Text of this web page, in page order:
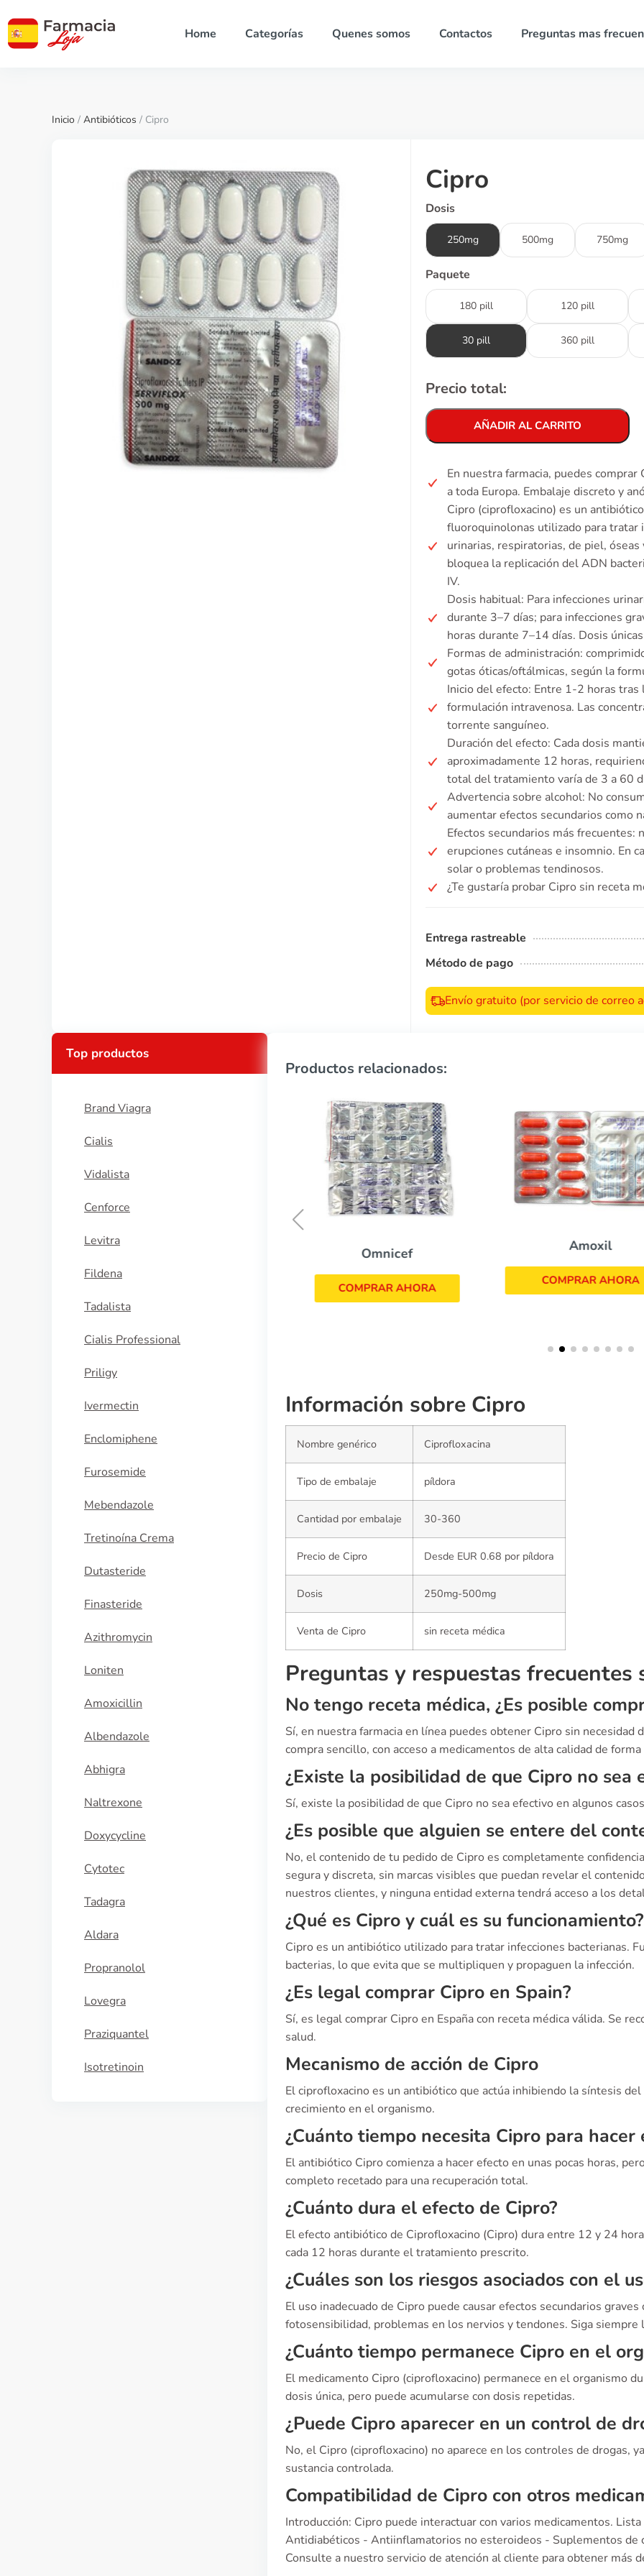
Home Categorías Quenes somos Contactos Preguntas mas
Inicio / Antibióticos / Cipro
Cipro
Dosis
250mg 500mg 750mg
Paquete
180 pill 120 pill
30 pill 360 pill
Precio total:
AÑADIR AL CARRITO
En nuestra farmacia, puedes
a toda Europa. Embalaje discreto y
Cipro (ciprofloxacino) es un
fluoroquinolonas utilizado para tratar
urinarias, respiratorias, de piel,
bloquea la replicación del ADN
IV.
Dosis habitual: Para infecciones
durante 3–7 días; para infecciones
horas durante 7–14 días. Dosis
Formas de administración:
gotas óticas/oftálmicas, según la
Inicio del efecto: Entre 1-2 horas
formulación intravenosa. Las
torrente sanguíneo.
Duración del efecto: Cada dosis
aproximadamente 12 horas,
total del tratamiento varía de 3 a 60
Advertencia sobre alcohol: No
aumentar efectos secundarios como
Efectos secundarios más frecuentes:
erupciones cutáneas e insomnio. En
solar o problemas tendinosos.
¿Te gustaría probar Cipro sin receta
Entrega rastreable
Método de pago
Envío gratuito (por servicio de correo
Top productos
Brand Viagra
Cialis
Vidalista
Cenforce
Levitra
Fildena
Tadalista
Cialis Professional
Priligy
Ivermectin
Enclomiphene
Furosemide
Mebendazole
Tretinoína Crema
Dutasteride
Finasteride
Azithromycin
Loniten
Amoxicillin
Albendazole
Abhigra
Naltrexone
Doxycycline
Cytotec
Tadagra
Aldara
Propranolol
Lovegra
Praziquantel
Isotretinoin
Productos relacionados:
Omnicef
COMPRAR AHORA
Amoxil
COMPRAR AHORA
Información sobre Cipro
Nombre genérico Ciprofloxacina
Tipo de embalaje píldora
Cantidad por embalaje 30-360
Precio de Cipro Desde EUR 0.68 por píldora
Dosis 250mg-500mg
Venta de Cipro sin receta médica
Preguntas y respuestas frecuentes
No tengo receta médica, ¿Es posible
Sí, en nuestra farmacia en línea puedes obtener Cipro sin necesidad
compra sencillo, con acceso a medicamentos de alta calidad de
¿Existe la posibilidad de que Cipro no sea
Sí, existe la posibilidad de que Cipro no sea efectivo en algunos
¿Es posible que alguien se entere del
No, el contenido de tu pedido de Cipro es completamente
segura y discreta, sin marcas visibles que puedan revelar el
nuestros clientes, y ninguna entidad externa tendrá acceso a los
¿Qué es Cipro y cuál es su funcionamiento?
Cipro es un antibiótico utilizado para tratar infecciones bacterianas.
bacterias, lo que evita que se multipliquen y propaguen la infección.
¿Es legal comprar Cipro en Spain?
Sí, es legal comprar Cipro en España con receta médica válida. Se
salud.
Mecanismo de acción de Cipro
El ciprofloxacino es un antibiótico que actúa inhibiendo la síntesis
crecimiento en el organismo.
¿Cuánto tiempo necesita Cipro para hacer
El antibiótico Cipro comienza a hacer efecto en unas pocas horas,
completo recetado para una recuperación total.
¿Cuánto dura el efecto de Cipro?
El efecto antibiótico de Ciprofloxacino (Cipro) dura entre 12 y 24
cada 12 horas durante el tratamiento prescrito.
¿Cuáles son los riesgos asociados con el
El uso inadecuado de Cipro puede causar efectos secundarios
fotosensibilidad, problemas en los nervios y tendones. Siga siempre
¿Cuánto tiempo permanece Cipro en el
El medicamento Cipro (ciprofloxacino) permanece en el organismo
dosis única, pero puede acumularse con dosis repetidas.
¿Puede Cipro aparecer en un control de
No, el Cipro (ciprofloxacino) no aparece en los controles de drogas,
sustancia controlada.
Compatibilidad de Cipro con otros
Introducción: Cipro puede interactuar con varios medicamentos.
Antidiabéticos - Antiinflamatorios no esteroideos - Suplementos de
Consulte a nuestro servicio de atención al cliente para obtener más